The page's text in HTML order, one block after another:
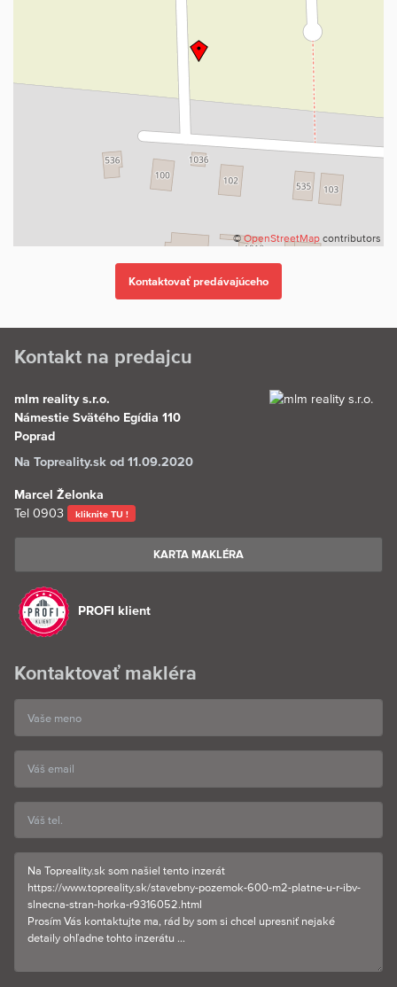
pasáž bytového domu MEANDER, mlmreality.poprad@gmail.com,
©OpenStreetMap contributors
Kontakt na predajcu
mlm reality s.r.o.
Námestie Svätého Egídia 110
Poprad
Na Topreality.sk od 11.09.2020
Marcel Želonka
Tel 0903 kliknite TU !
KARTA MAKLÉRA
PROFI klient
Kontaktovať makléra